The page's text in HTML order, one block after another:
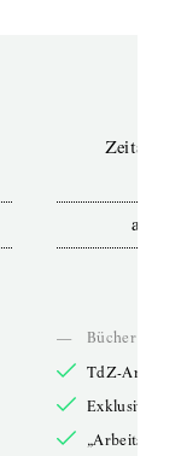
ab
—
Bücher online
TdZ-Artikel
Exklusive